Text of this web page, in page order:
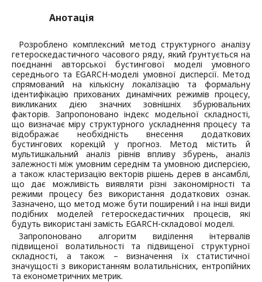
Анотація
Розроблено комплексний метод структурного аналізу
гетероскедастичного часового ряду, який ґрунтується на
поєднанні авторської бустингової моделі умовного
середнього та EGARCH-моделі умовної дисперсії. Метод
спрямований на кількісну локалізацію та формальну
ідентифікацію прихованих динамічних режимів процесу,
викликаних дією значних зовнішніх збурювальних
факторів. Запропоновано індекс модельної складності,
що визначає міру структурного ускладнення процесу та
відображає необхідність внесення додаткових
бустингових корекцій у прогноз. Метод містить й
мультишкальний аналіз рівнів впливу збурень, аналіз
залежності між умовним середнім та умовною дисперсією,
а також кластеризацію векторів рішень дерев в ансамблі,
що дає можливість виявляти різні закономірності та
режими процесу без використання додаткових ознак.
Зазначено, що метод може бути поширений і на інші види
подібних моделей гетероскедастичних процесів, які
будуть використані замість EGARCH-складової моделі.
Запропоновано алгоритм виділення інтервалів
підвищеної волатильності та підвищеної структурної
складності, а також – визначення їх статистичної
значущості з використанням волатильнісних, ентропійних
та економетричних метрик.